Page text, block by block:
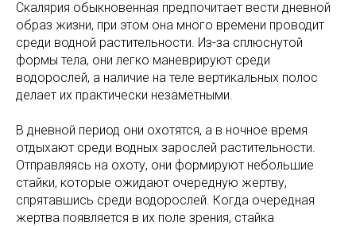
Скалярия обыкновенная предпочитает вести дневной
образ жизни, при этом она много времени проводит
среди водной растительности. Из-за сплюснутой
формы тела, они легко маневрируют среди
водорослей, а наличие на теле вертикальных полос
делает их практически незаметными.
В дневной период они охотятся, а в ночное время
отдыхают среди водных зарослей растительности.
Отправляясь на охоту, они формируют небольшие
стайки, которые ожидают очередную жертву,
спрятавшись среди водорослей. Когда очередная
жертва появляется в их поле зрения, стайка